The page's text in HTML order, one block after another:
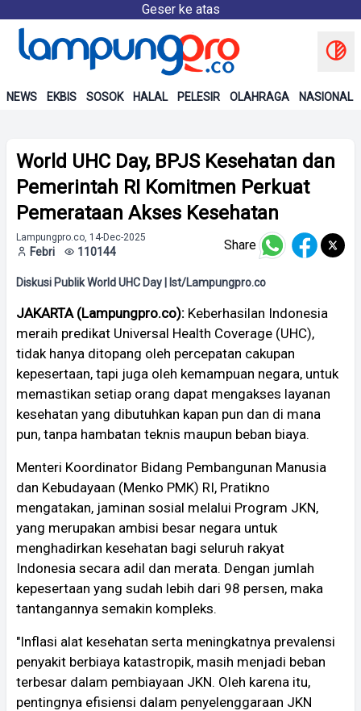
Geser ke atas
NEWS EKBIS SOSOK HALAL PELESIR OLAHRAGA NASIONAL
World UHC Day, BPJS Kesehatan dan
Pemerintah RI Komitmen Perkuat
Pemerataan Akses Kesehatan
Lampungpro.co, 14-Dec-2025
Febri 110144 Share
Diskusi Publik World UHC Day | Ist/Lampungpro.co
JAKARTA (Lampungpro.co): Keberhasilan Indonesia
meraih predikat Universal Health Coverage (UHC),
tidak hanya ditopang oleh percepatan cakupan
kepesertaan, tapi juga oleh kemampuan negara, untuk
memastikan setiap orang dapat mengakses layanan
kesehatan yang dibutuhkan kapan pun dan di mana
pun, tanpa hambatan teknis maupun beban biaya.
Menteri Koordinator Bidang Pembangunan Manusia
dan Kebudayaan (Menko PMK) RI, Pratikno
mengatakan, jaminan sosial melalui Program JKN,
yang merupakan ambisi besar negara untuk
menghadirkan kesehatan bagi seluruh rakyat
Indonesia secara adil dan merata. Dengan jumlah
kepesertaan yang sudah lebih dari 98 persen, maka
tantangannya semakin kompleks.
"Inflasi alat kesehatan serta meningkatnya prevalensi
penyakit berbiaya katastropik, masih menjadi beban
terbesar dalam pembiayaan JKN. Oleh karena itu,
pentingnya efisiensi dalam penyelenggaraan JKN